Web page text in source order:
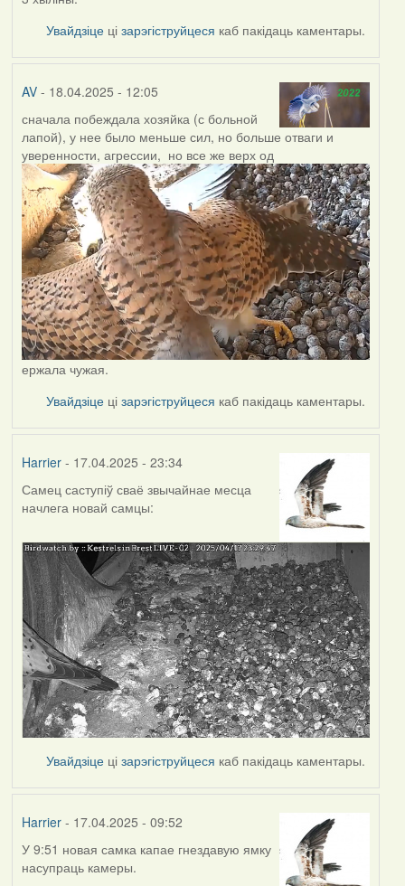
Увайдзіце цізарэгіструйцеся каб пакідаць каментары.
AV- 18.04.2025 - 12:05
сначала побеждала хозяйка (с больной
лапой), у нее было меньше сил, но больше отваги и
уверенности, агрессии, но все же верх од
ержала чужая.
Увайдзіце цізарэгіструйцеся каб пакідаць каментары.
Harrier- 17.04.2025 - 23:34
Самец саступіў сваё звычайнае месца
начлега новай самцы:
Увайдзіце цізарэгіструйцеся каб пакідаць каментары.
Harrier- 17.04.2025 - 09:52
У 9:51 новая самка капае гнездавую ямку
насупраць камеры.